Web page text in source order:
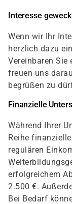
Interesse
Wenn wir Ihr
herzlich dazu
Vereinbaren Sie
freuen uns
begrüßen zu
Finanzielle
Während Ihrer
Reihe
regulären
erfolgreichem
2.500 €.
Bei Bedarf